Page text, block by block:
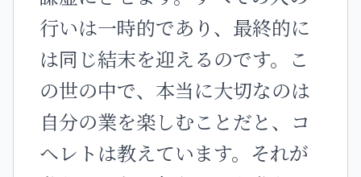
行いは一時的であり、最終的に
は同じ結末を迎えるのです。こ
の世の中で、本当に大切なのは
自分の業を楽しむことだと、コ
ヘレトは教えています。それが